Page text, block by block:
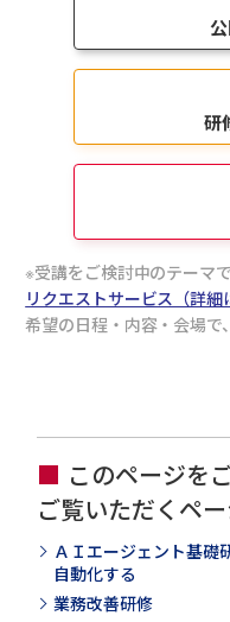
研
受講をご検討中のテーマ
リクエストサービス（詳細
希望の日程・内容・会場で
このページを
ご覧いただくペ
ＡＩエージェント基礎
自動化する
業務改善研修